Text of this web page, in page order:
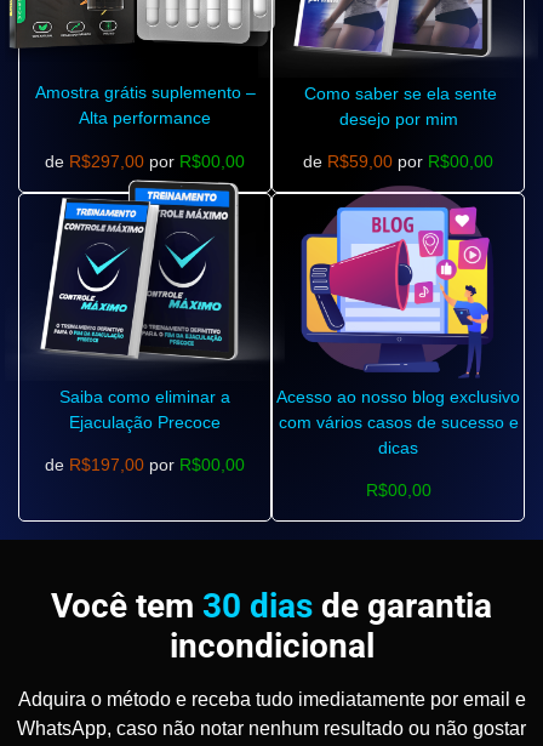
Amostra grátis suplemento –
Alta performance
de R$297,00 por R$00,00
Como saber se ela sente
desejo por mim
de R$59,00 por R$00,00
Saiba como eliminar a
Ejaculação Precoce
de R$197,00 por R$00,00
Acesso ao nosso blog exclusivo
com vários casos de sucesso e
dicas
R$00,00
Você tem 30 dias de garantia
incondicional
Adquira o método e receba tudo imediatamente por email e
WhatsApp, caso não notar nenhum resultado ou não gostar